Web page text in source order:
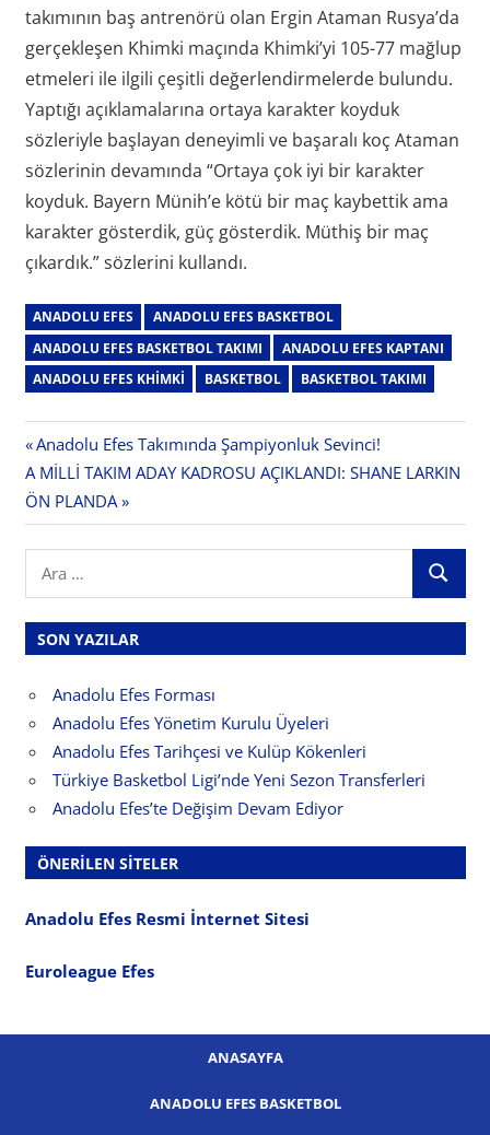
takımının baş antrenörü olan Ergin Ataman Rusya’da
gerçekleşen Khimki maçında Khimki’yi 105-77 mağlup
etmeleri ile ilgili çeşitli değerlendirmelerde bulundu.
Yaptığı açıklamalarına ortaya karakter koyduk
sözleriyle başlayan deneyimli ve başaralı koç Ataman
sözlerinin devamında “Ortaya çok iyi bir karakter
koyduk. Bayern Münih’e kötü bir maç kaybettik ama
karakter gösterdik, güç gösterdik. Müthiş bir maç
çıkardık.” sözlerini kullandı.
ANADOLU EFES
ANADOLU EFES BASKETBOL
ANADOLU EFES BASKETBOL TAKIMI
ANADOLU EFES KAPTANI
ANADOLU EFES KHIMKI
BASKETBOL BASKETBOL TAKIMI
Yazı
gezinmesi
Previous
Post:
Anadolu Efes Takımında Şampiyonluk Sevinci!
Next
Post:
A MİLLİ TAKIM ADAY KADROSU AÇIKLANDI: SHANE LARKIN
ÖN PLANDA
Search
ARA
SON YAZILAR
Anadolu Efes Forması
Anadolu Efes Yönetim Kurulu Üyeleri
Anadolu Efes Tarihçesi ve Kulüp Kökenleri
Türkiye Basketbol Ligi’nde Yeni Sezon Transferleri
Anadolu Efes’te Değişim Devam Ediyor
ÖNERILEN SITELER
Anadolu Efes Resmi İnternet Sitesi
Euroleague Efes
ANASAYFA
ANADOLU EFES BASKETBOL